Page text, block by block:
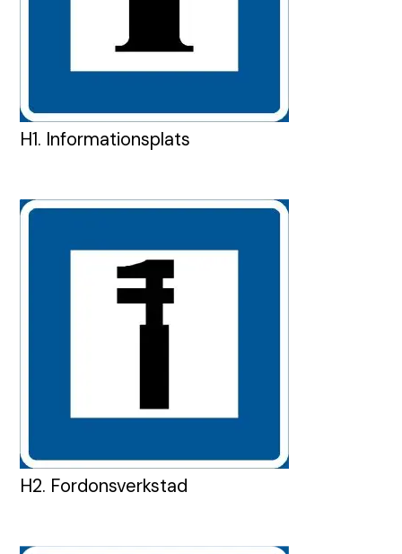
H1. Informationsplats
H2. Fordonsverkstad